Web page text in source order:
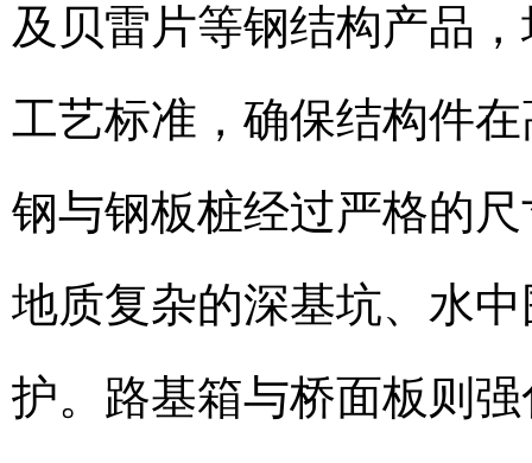
及贝雷片等钢结构产品
工艺标准，确保结构件
钢与钢板桩经过严格的
地质复杂的深基坑、水
护。路基箱与桥面板则